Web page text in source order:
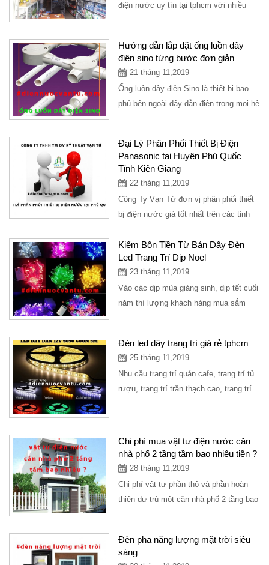
điện nước uy tín tại tphcm với nhiều
Hướng dẫn lắp đặt ống luồn dây
điện sino từng bước đơn giản
21 tháng 11,2019
Ống luồn dây điện Sino là thiết bị bao
phủ bên ngoài dây dẫn điện trong mọi hệ
Đại Lý Phân Phối Thiết Bị Điện
Panasonic tại Huyện Phú Quốc
Tỉnh Kiên Giang
22 tháng 11,2019
Công Ty Vạn Tứ đơn vị phân phối thiết
bị điện nước giá tốt nhất trên các tỉnh
Kiếm Bộn Tiền Từ Bán Dây Đèn
Led Trang Trí Dịp Noel
23 tháng 11,2019
Vào các dịp mùa giáng sinh, dịp tết cuối
năm thì lượng khách hàng mua sắm
Đèn led dây trang trí giá rẻ tphcm
25 tháng 11,2019
Nhu cầu trang trí quán cafe, trang trí tủ
rượu, trang trí trần thạch cao, trang trí
Chi phí mua vật tư điện nước căn
nhà phố 2 tầng tầm bao nhiêu tiền ?
28 tháng 11,2019
Chi phí vật tư phần thô và phần hoàn
thiện dự trù một căn nhà phố 2 tầng bao
Đèn pha năng lượng mặt trời siêu
sáng